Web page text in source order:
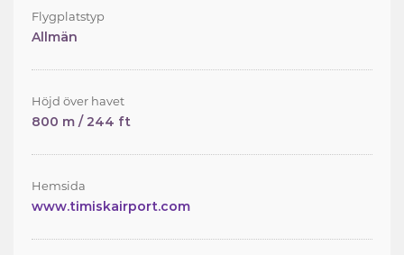
Flygplatstyp
Allmän
Höjd över havet
800 m / 244 ft
Hemsida
www.timiskairport.com